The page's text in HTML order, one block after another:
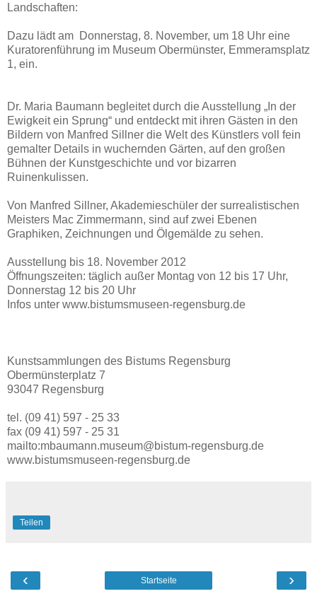
Landschaften:
Dazu lädt am Donnerstag, 8. November, um 18 Uhr eine
Kuratorenführung im Museum Obermünster, Emmeramsplatz
1, ein.
Dr. Maria Baumann begleitet durch die Ausstellung „In der
Ewigkeit ein Sprung“ und entdeckt mit ihren Gästen in den
Bildern von Manfred Sillner die Welt des Künstlers voll fein
gemalter Details in wuchernden Gärten, auf den großen
Bühnen der Kunstgeschichte und vor bizarren
Ruinenkulissen.
Von Manfred Sillner, Akademieschüler der surrealistischen
Meisters Mac Zimmermann, sind auf zwei Ebenen
Graphiken, Zeichnungen und Ölgemälde zu sehen.
Ausstellung bis 18. November 2012
Öffnungszeiten: täglich außer Montag von 12 bis 17 Uhr,
Donnerstag 12 bis 20 Uhr
Infos unter www.bistumsmuseen-regensburg.de
Kunstsammlungen des Bistums Regensburg
Obermünsterplatz 7
93047 Regensburg
tel. (09 41) 597 - 25 33
fax (09 41) 597 - 25 31
mailto:mbaumann.museum@bistum-regensburg.de
www.bistumsmuseen-regensburg.de
Teilen
‹ ›
Startseite